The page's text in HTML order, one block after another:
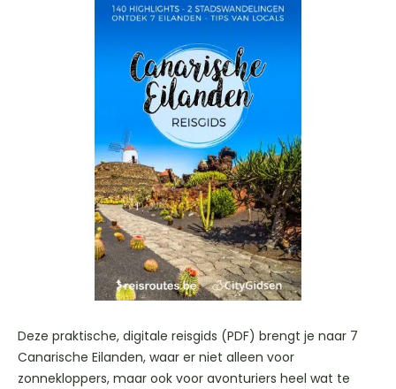
Deze praktische, digitale reisgids (PDF) brengt je naar 7
Canarische Eilanden, waar er niet alleen voor
zonnekloppers, maar ook voor avonturiers heel wat te